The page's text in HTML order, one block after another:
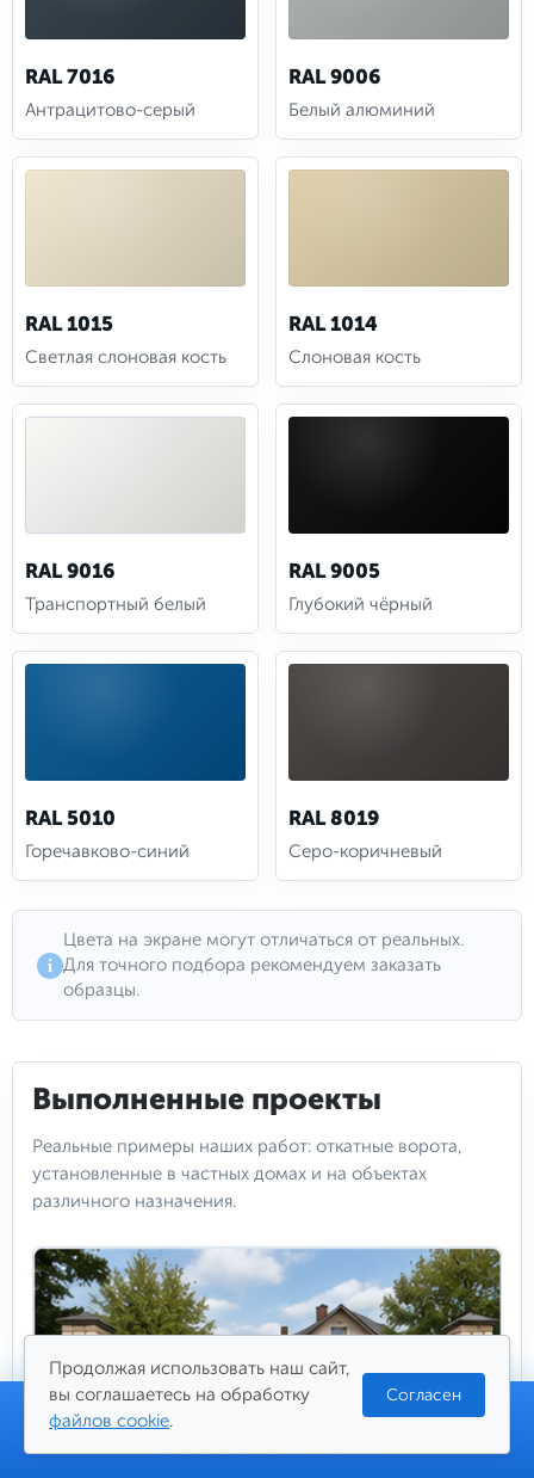
Главная Каталог Поиск Корзина Профиль
Итоговая стоимость:125 500 ₽
RAL 7016
Антрацитово-серый
RAL 9006
Белый алюминий
RAL 1015
Светлая слоновая кость
RAL 1014
Слоновая кость
RAL 9016
Транспортный белый
RAL 9005
Глубокий чёрный
RAL 5010
Горечавково-синий
RAL 8019
Серо-коричневый
i
Цвета на экране могут отличаться от реальных.
Для точного подбора рекомендуем заказать
образцы.
Выполненные проекты
Реальные примеры наших работ: откатные ворота,
установленные в частных домах и на объектах
различного назначения.
Продолжая использовать наш сайт,
вы соглашаетесь на обработку
файлов cookie.
Согласен